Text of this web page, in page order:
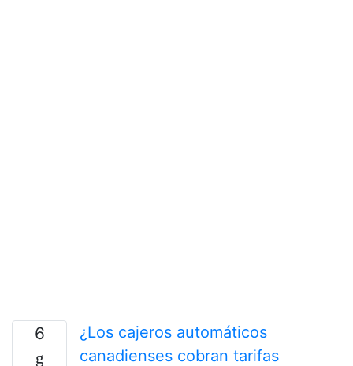
6
¿Los cajeros automáticos
canadienses cobran tarifas